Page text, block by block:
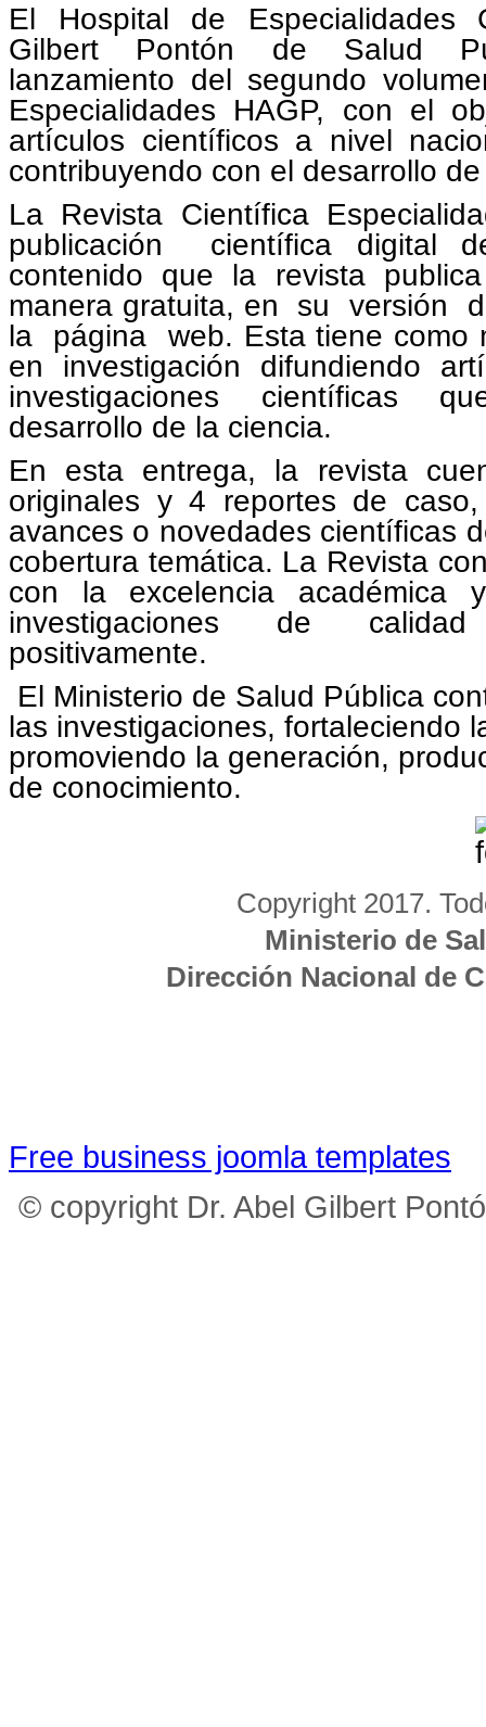
El Hospital de Especialidades
Gilbert Pontón de Salud
lanzamiento del segundo
Especialidades HAGP, con el
artículos científicos a nivel
contribuyendo con el desarrollo
La Revista Científica
publicación científica digital
contenido que la revista
manera gratuita, en su versión
la página web. Esta tiene como
en investigación difundiendo
investigaciones científicas
desarrollo de la ciencia.
En esta entrega, la revista
originales y 4 reportes de
avances o novedades científicas
cobertura temática. La Revista
con la excelencia académica
investigaciones de
positivamente.
El Ministerio de Salud Pública
las investigaciones, fortaleciendo
promoviendo la generación,
de conocimiento.
Copyright 2017.
Ministerio de
Dirección Nacional de
Free business joomla templates
© copyright Dr. Abel Gilbert